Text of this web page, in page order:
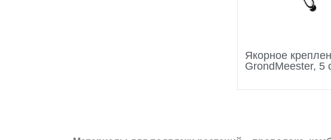
Якорное
GrondMeester, 5